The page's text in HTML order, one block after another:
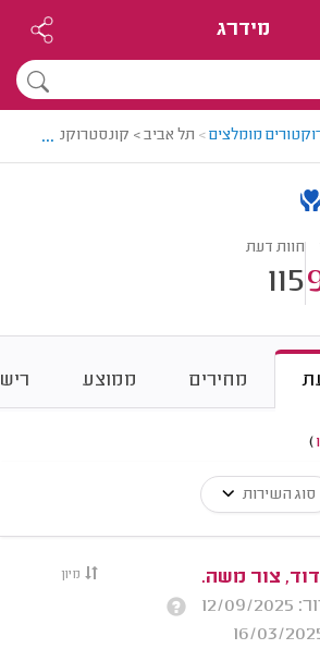
מידרג
מומלצים> תל אביב > קונסטרוקטור
...
חוות דעת
115
מחירים ממוצע
)
סוג השירות
מיון
צור משה.
2025